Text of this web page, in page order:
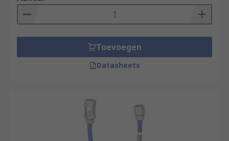
material does need to be dried or
regenerated, however. So you will often find
take it in turns to dry the compressed air,
while the other regenerates.
Toevoegen
Datasheets